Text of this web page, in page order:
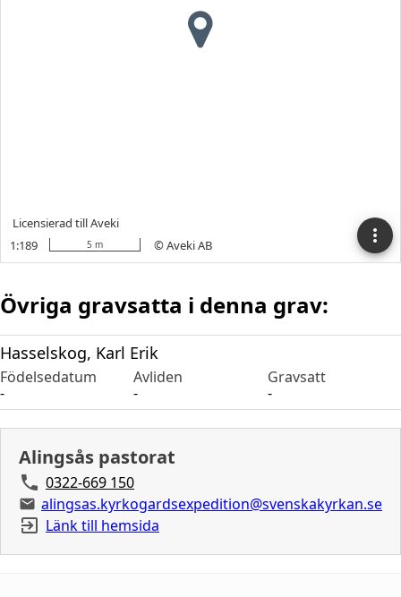
Övriga gravsatta i denna grav:
Hasselskog, Karl Erik
Födelsedatum Avliden
Gravsatt
-
- -
Alingsås pastorat
0322-669 150
alingsas.kyrkogardsexpedition@svenskakyrkan.se
Länk till hemsida